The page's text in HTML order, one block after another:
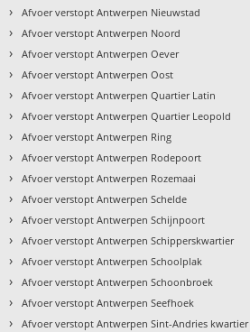
› Afvoer verstopt Antwerpen Nieuwstad
› Afvoer verstopt Antwerpen Noord
› Afvoer verstopt Antwerpen Oever
› Afvoer verstopt Antwerpen Oost
› Afvoer verstopt Antwerpen Quartier Latin
› Afvoer verstopt Antwerpen Quartier Leopold
› Afvoer verstopt Antwerpen Ring
› Afvoer verstopt Antwerpen Rodepoort
› Afvoer verstopt Antwerpen Rozemaai
› Afvoer verstopt Antwerpen Schelde
› Afvoer verstopt Antwerpen Schijnpoort
› Afvoer verstopt Antwerpen Schipperskwartier
› Afvoer verstopt Antwerpen Schoolplak
› Afvoer verstopt Antwerpen Schoonbroek
› Afvoer verstopt Antwerpen Seefhoek
› Afvoer verstopt Antwerpen Sint-Andries kwartier